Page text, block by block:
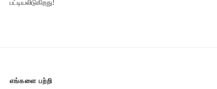
பட்டியலிடுகிறது!
எங்களை பற்றி